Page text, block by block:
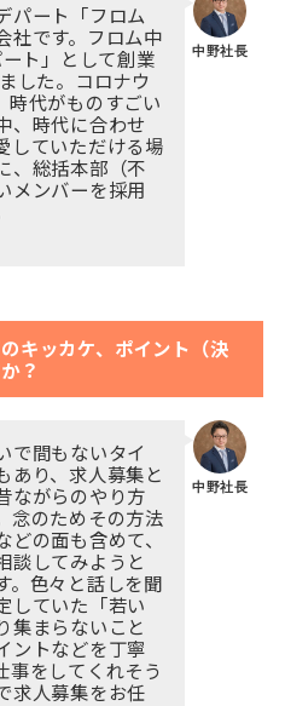
パート「フロム
社です。フロム中
ト」として創業
した。コロナウ
時代がものすごい
、時代に合わせ
していただける場
、総括本部（不
メンバーを採用
中野社長
キッカケ、ポイント（決
？
で間もないタイ
あり、求人募集と
ながらのやり方
念のためその方法
の面も含めて、
談してみようと
。色々と話しを聞
していた「若い
集まらないこと
ントなどを丁寧
事をしてくれそう
求人募集をお任
中野社長